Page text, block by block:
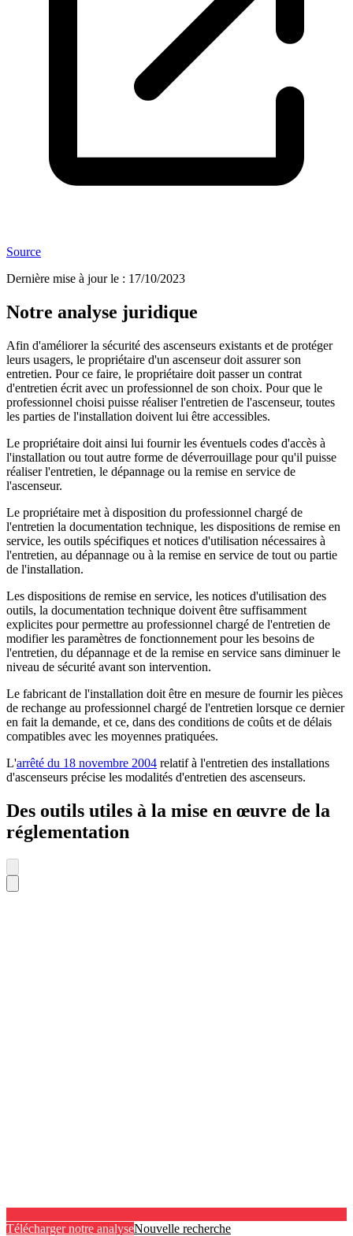
Source
Dernière mise à jour le : 17/10/2023
Notre analyse juridique
Afin d'améliorer la sécurité des ascenseurs existants et de protéger
leurs usagers, le propriétaire d'un ascenseur doit assurer son
entretien. Pour ce faire, le propriétaire doit passer un contrat
d'entretien écrit avec un professionnel de son choix. Pour que le
professionnel choisi puisse réaliser l'entretien de l'ascenseur, toutes
les parties de l'installation doivent lui être accessibles.
Le propriétaire doit ainsi lui fournir les éventuels codes d'accès à
l'installation ou tout autre forme de déverrouillage pour qu'il puisse
réaliser l'entretien, le dépannage ou la remise en service de
l'ascenseur.
Le propriétaire met à disposition du professionnel chargé de
l'entretien la documentation technique, les dispositions de remise en
service, les outils spécifiques et notices d'utilisation nécessaires à
l'entretien, au dépannage ou à la remise en service de tout ou partie
de l'installation.
Les dispositions de remise en service, les notices d'utilisation des
outils, la documentation technique doivent être suffisamment
explicites pour permettre au professionnel chargé de l'entretien de
modifier les paramètres de fonctionnement pour les besoins de
l'entretien, du dépannage et de la remise en service sans diminuer le
niveau de sécurité avant son intervention.
Le fabricant de l'installation doit être en mesure de fournir les pièces
de rechange au professionnel chargé de l'entretien lorsque ce dernier
en fait la demande, et ce, dans des conditions de coûts et de délais
compatibles avec les moyennes pratiquées.
L'arrêté du 18 novembre 2004 relatif à l'entretien des installations
d'ascenseurs précise les modalités d'entretien des ascenseurs.
Des outils utiles à la mise en œuvre de la
réglementation
Télécharger notre analyseNouvelle recherche